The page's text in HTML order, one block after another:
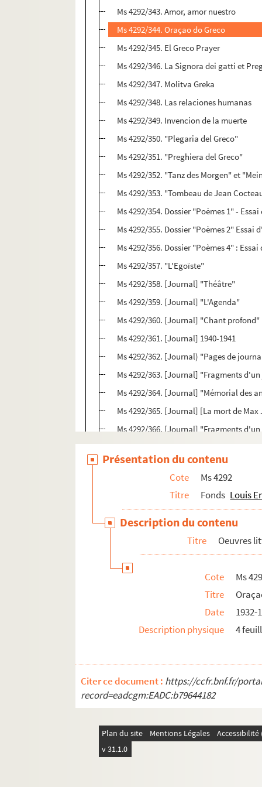
Ms 4292/343. Amor, amor nuestro
Ms 4292/344. Oraçao do Greco
Ms 4292/345. El Greco Prayer
Ms 4292/346. La Signora dei gatti et
Ms 4292/347. Molitva Greka
Ms 4292/348. Las relaciones humanas
Ms 4292/349. Invencion de la muerte
Ms 4292/350. "Plegaria del Greco"
Ms 4292/351. "Preghiera del Greco"
Ms 4292/352. "Tanz des Morgen" et
Ms 4292/353. "Tombeau de Jean
Ms 4292/354. Dossier "Poèmes 1" -
Ms 4292/355. Dossier "Poèmes 2" Essai
Ms 4292/356. Dossier "Poèmes 4" :
Ms 4292/357. "L'Egoïste"
Ms 4292/358. [Journal] "Théâtre"
Ms 4292/359. [Journal] "L'Agenda"
Ms 4292/360. [Journal] "Chant profond"
Ms 4292/361. [Journal] 1940-1941
Ms 4292/362. [Journal) "Pages de
Ms 4292/363. [Journal] "Fragments
Ms 4292/364. [Journal] "Mémorial des
Ms 4292/365. [Journal] [La mort de
Ms 4292/366. [Journal] "Fragments
Ms 4292/367. "Journal 1956"
Ms 4292/368. "Extrait d'un journal"
Ms 4292/369. "Pages de Journal"
Ms 4292/370. [Epreuves d'imprimeur]
Ms 4292/371. [Epreuves d'imprimeur]
Ms 4292/372. "Chant royal pour le
Ms 4272/374. Poèmes de différents auteurs
Ms 4292/375. Texte de Sigmund Freud
Ms 4292/376. Poésies d'André Paraillous
Ms 4292/377.Jour- poèmes de Nic. H. Bazin
Ms 4292/379.Idearium espagnold'Angel
Ms 4292/380.Un vivant parle pour les morts
Ms 4292/381.
Ms 4292/382. Poèmes de Denise Laporte-
Ms 4292/383.Terre de salutde Jean Païdassi
Ms 4292/384.
Présentation du contenu
Cote
Ms 4292
Titre
Fonds Louis
Description du contenu
Titre Oeuvres
Cote
Ms
Titre
Date
1932-
Description physique
4
Citer ce document : https://ccfr.bnf.fr/
record=eadcgm:EADC:b79644182
Plan du site Mentions Légales
v 31.1.0